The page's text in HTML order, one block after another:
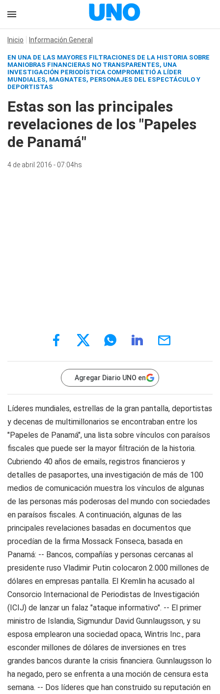
Inicio Información General
EN UNA DE LAS MAYORES FILTRACIONES DE LA HISTORIA SOBRE
MANIOBRAS FINANCIERAS NO TRANSPARENTES, UNA
INVESTIGACIÓN PERIODÍSTICA COMPROMETIÓ A LÍDER
MUNDIALES, MAGNATES, PERSONAJES DEL ESPECTÁCULO Y
DEPORTISTAS
Estas son las principales
revelaciones de los "Papeles
de Panamá"
4 de abril 2016 - 07:04hs
Agregar Diario UNO en
Líderes mundiales, estrellas de la gran pantalla, deportistas
y decenas de multimillonarios se encontraban entre los
"Papeles de Panamá", una lista sobre vínculos con paraísos
fiscales que puede ser la mayor filtración de la historia.
Cubriendo 40 años de emails, registros financieros y
detalles de pasaportes, una investigación de más de 100
medios de comunicación muestra los vínculos de algunas
de las personas más poderosas del mundo con sociedades
en paraísos fiscales. A continuación, algunas de las
principales revelaciones basadas en documentos que
procedían de la firma Mossack Fonseca, basada en
Panamá: -- Bancos, compañías y personas cercanas al
presidente ruso Vladimir Putin colocaron 2.000 millones de
dólares en empresas pantalla. El Kremlin ha acusado al
Consorcio Internacional de Periodistas de Investigación
(ICIJ) de lanzar un falaz "ataque informativo". -- El primer
ministro de Islandia, Sigmundur David Gunnlaugsson, y su
esposa emplearon una sociedad opaca, Wintris Inc., para
esconder millones de dólares de inversiones en tres
grandes bancos durante la crisis financiera. Gunnlaugsson lo
ha negado, pero se enfrenta a una moción de censura esta
semana. -- Dos líderes que han construido su reputación en